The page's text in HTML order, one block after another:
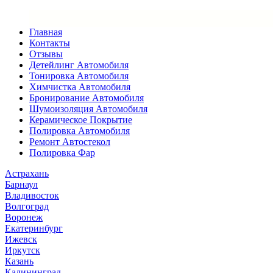
Главная
Контакты
Отзывы
Детейлинг Автомобиля
Тонировка Автомобиля
Химчистка Автомобиля
Бронирование Автомобиля
Шумоизоляция Автомобиля
Керамическое Покрытие
Полировка Автомобиля
Ремонт Автостекол
Полировка Фар
Астрахань
Барнаул
Владивосток
Волгоград
Воронеж
Екатеринбург
Ижевск
Иркутск
Казань